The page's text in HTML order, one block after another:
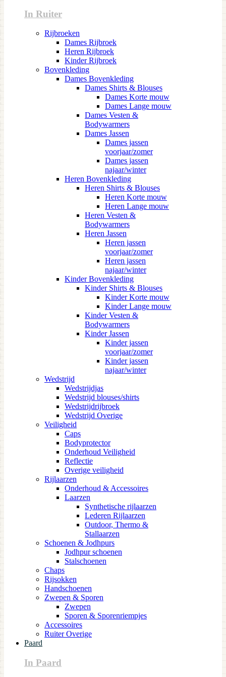
In Ruiter
Rijbroeken
Dames Rijbroek
Heren Rijbroek
Kinder Rijbroek
Bovenkleding
Dames Bovenkleding
Dames Shirts & Blouses
Dames Korte mouw
Dames Lange mouw
Dames Vesten &
Bodywarmers
Dames Jassen
Dames jassen
voorjaar/zomer
Dames jassen
najaar/winter
Heren Bovenkleding
Heren Shirts & Blouses
Heren Korte mouw
Heren Lange mouw
Heren Vesten &
Bodywarmers
Heren Jassen
Heren jassen
voorjaar/zomer
Heren jassen
najaar/winter
Kinder Bovenkleding
Kinder Shirts & Blouses
Kinder Korte mouw
Kinder Lange mouw
Kinder Vesten &
Bodywarmers
Kinder Jassen
Kinder jassen
voorjaar/zomer
Kinder jassen
najaar/winter
Wedstrijd
Wedstrijdjas
Wedstrijd blouses/shirts
Wedstrijdrijbroek
Wedstrijd Overige
Veiligheid
Caps
Bodyprotector
Onderhoud Veiligheid
Reflectie
Overige veiligheid
Rijlaarzen
Onderhoud & Accessoires
Laarzen
Synthetische rijlaarzen
Lederen Rijlaarzen
Outdoor, Thermo &
Stallaarzen
Schoenen & Jodhpurs
Jodhpur schoenen
Stalschoenen
Chaps
Rijsokken
Handschoenen
Zwepen & Sporen
Zwepen
Sporen & Sporenriempjes
Accessoires
Ruiter Overige
Paard
In Paard